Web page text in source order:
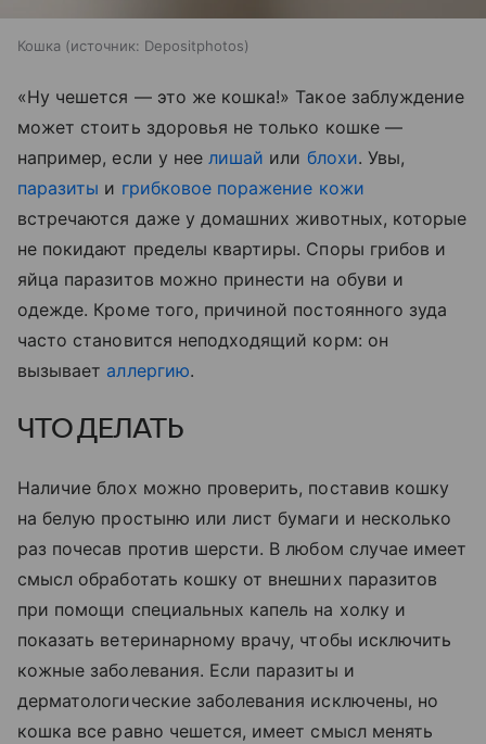
Кошка источник: Depositphotos
«Ну чешется — это же кошка!» Такое заблуждение
может стоить здоровья не только кошке —
например, если у неелишай или блохи. Увы,
паразиты и грибковое поражение кожи
встречаются даже у домашних животных, которые
не покидают пределы квартиры. Споры грибов и
яйца паразитов можно принести на обуви и
одежде. Кроме того, причиной постоянного зуда
часто становится неподходящий корм: он
вызывает аллергию.
ЧТО ДЕЛАТЬ
Наличие блох можно проверить, поставив кошку
на белую простыню или лист бумаги и несколько
раз почесав против шерсти. В любом случае имеет
смысл обработать кошку от внешних паразитов
при помощи специальных капель на холку и
показать ветеринарному врачу, чтобы исключить
кожные заболевания. Если паразиты и
дерматологические заболевания исключены, но
кошка все равно чешется, имеет смысл менять